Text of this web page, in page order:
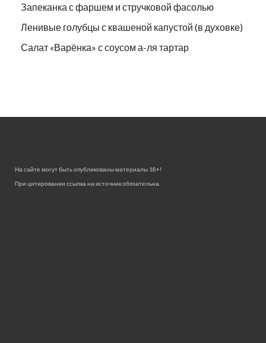
Запеканка с фаршем и стручковой фасолью
Ленивые голубцы с квашеной капустой (в духовке)
Салат «Варёнка» с соусом а-ля тартар
На сайте могут быть опубликованы материалы 18+!
При цитировании ссылка на источник обязательна.